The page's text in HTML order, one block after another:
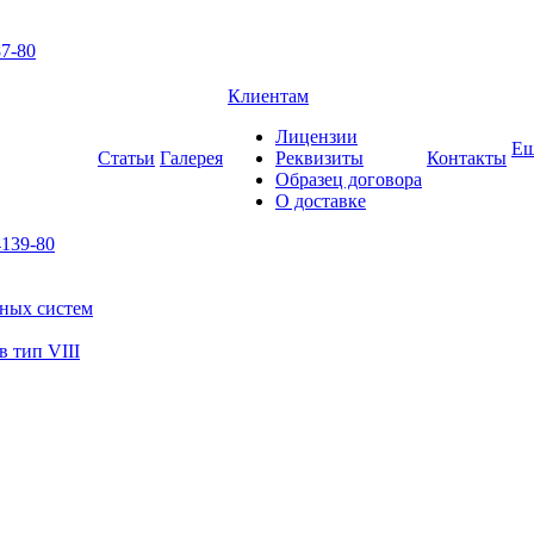
80
80
систем
тип VIII
Статьи Галерея
Клиентам
Лицензии
Реквизиты
Образец договора
О доставке
Контакты